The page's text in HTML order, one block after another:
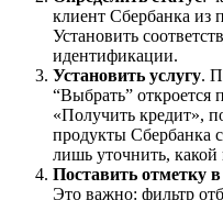
клиент Сбербанка из
Установить
идентификации.
Установить услугу.
“Выбрать” откроется
«Получить кредит»,
продукты Сбербанка
лишь уточнить, какой
Поставить отметку
Это важно: фильтр